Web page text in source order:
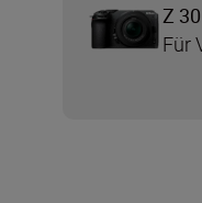
Z 30
Für